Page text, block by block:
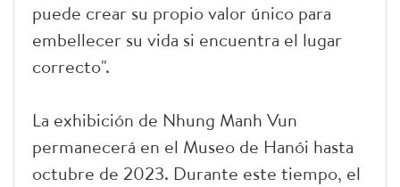
puede crear su propio valor único para
embellecer su vida si encuentra el lugar
correcto".
La exhibición de Nhung Manh Vun
permanecerá en el Museo de Hanói hasta
octubre de 2023. Durante este tiempo, el